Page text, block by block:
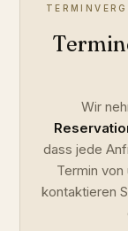
Wir
dass jede
Termin
kontaktieren